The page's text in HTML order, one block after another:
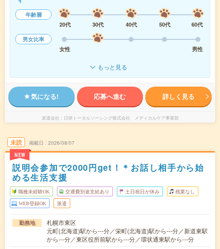
年齢層
20代
30代 40代 50代
60代
男女比率
女性
男性
もっと見る
気になる! 応募へ進む 詳しく見る
派遣会社 日研トータルソーシング株式会社 メディカルケア事業部
未読
NEW
掲載日 2026/08/07
説明会参加で2000円get！＊お話し相手から始
める生活支援
職種未経験OK 交通費別途支給あり 土日祝日が休み 残業なし
WEB登録OK 派遣
勤務地
札幌市東区
元町(北海道)駅から---分／栄町(北海道)駅から---分／新道東駅
から---分／東区役所前駅から---分／環状通東駅から---分